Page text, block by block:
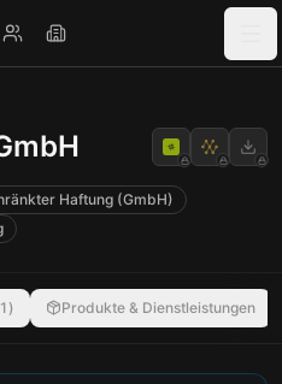
Haftung (GmbH)
1 ) Produkte & Dienstleistungen